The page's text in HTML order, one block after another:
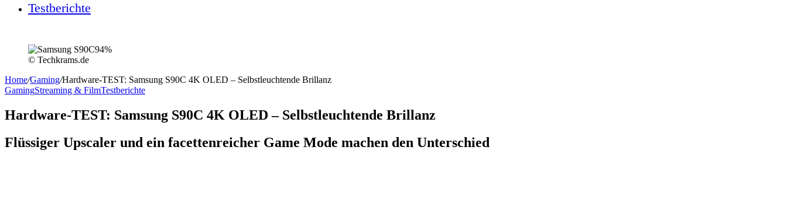
Testberichte
94%
© Techkrams.de
Home/Gaming/Hardware-TEST: Samsung S90C 4K OLED – Selbstleuchtende Brillanz
GamingStreaming & FilmTestberichte
Hardware-TEST: Samsung S90C 4K OLED – Selbstleuchtende Brillanz
Flüssiger Upscaler und ein facettenreicher Game Mode machen den Unterschied